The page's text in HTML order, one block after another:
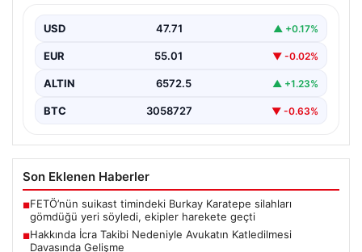
bölgesel gerilimler nedeniyle dalgalı seyirler yaşamaya
devam ediyor.…
USD 47.71 ▲ +0.17%
EUR 55.01 ▼ -0.02%
ALTIN 6572.5 ▲ +1.23%
BTC 3058727 ▼ -0.63%
Son Eklenen Haberler
■FETÖ’nün suikast timindeki Burkay Karatepe silahları
gömdüğü yeri söyledi, ekipler harekete geçti
■Hakkında İcra Takibi Nedeniyle Avukatın Katledilmesi
Davasında Gelişme